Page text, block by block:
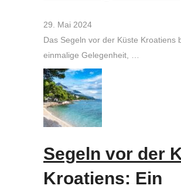
29. Mai 2024
Das Segeln vor der Küste Kroatiens
einmalige Gelegenheit, …
Segeln vor der
Kroatiens: Ein